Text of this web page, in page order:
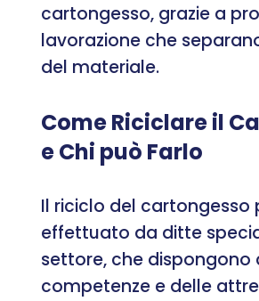
cartongesso, grazie a
lavorazione che
del materiale.
Come Riciclare il
e Chi può Farlo
Il riciclo del cartongesso
effettuato da ditte
settore, che dispongono
competenze e delle